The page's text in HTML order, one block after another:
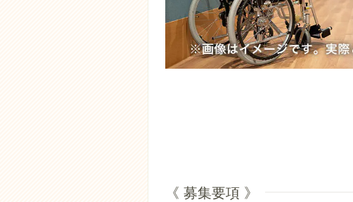
《 募集要項 》